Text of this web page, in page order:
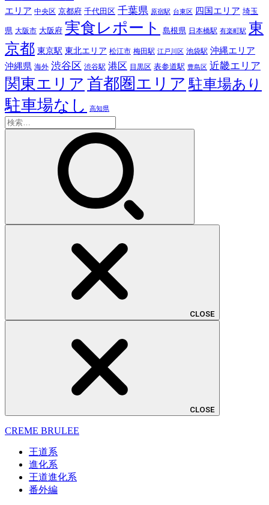
エリア 中央区 京都府 千代田区 千葉県 原宿駅 台東区 四国エリア 埼玉
県 大阪市 大阪府 実食レポート 島根県 日本橋駅 有楽町駅 東
京都 東京駅 東北エリア 松江市 梅田駅 江戸川区 池袋駅 沖縄エリア
沖縄県 海外 渋谷区 渋谷駅 港区 目黒区 表参道駅 豊島区 近畿エリア
関東エリア 首都圏エリア 駐車場あり
駐車場なし 高知県
検
索:
CLOSE
CLOSE
CREME BRULEE
王道系
進化系
王道進化系
番外編